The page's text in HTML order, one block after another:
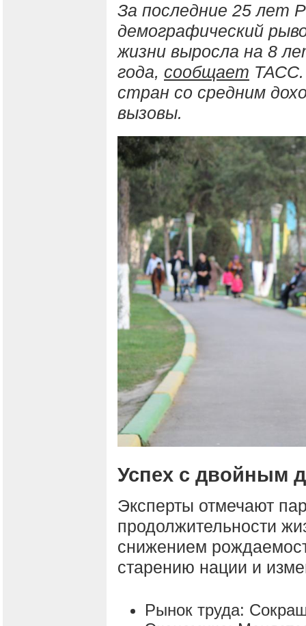
За последние 25 лет
демографический
жизни выросла на 8
года, сообщает ТАСС.
стран со средним
вызовы.
Успех с двойным
Эксперты отмечают
продолжительности
снижением
старению нации и
Рынок труда: